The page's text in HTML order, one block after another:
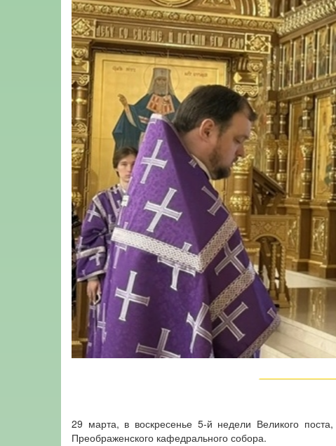
29 марта, в воскресенье 5‑й недели Великого
Преображенского кафедрального собора.